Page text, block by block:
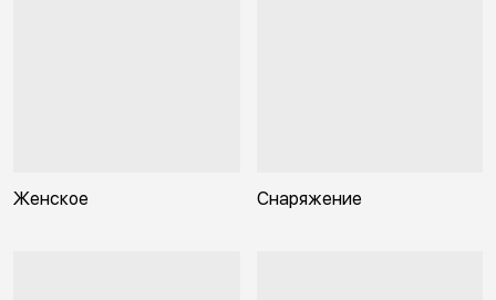
Женское Снаряжение